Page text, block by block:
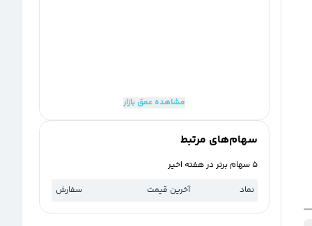
مشاهده عمق بازار
سهام‌های مرتبط
5 سهام برتر در هفته اخیر
نماد
آخرین قیمت سفارش